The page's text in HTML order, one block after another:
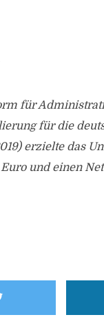
für
für die
erzielte das
und einen